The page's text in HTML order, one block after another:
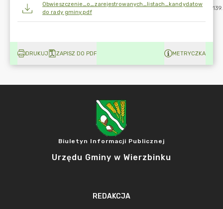
Obwieszczenie_o_zarejestrowanych_listach_kandydatow
do rady gminy.pdf
DRUKUJ ZAPISZ DO PDF METRYCZKA
Biuletyn Informacji Publicznej
Urzędu Gminy w Wierzbinku
REDAKCJA